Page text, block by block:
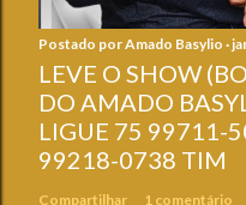
Postado porAmado Basylio
LEVE O SHOW
DO AMADO
LIGUE 75 99711-
99218-0738 TIM
Compartilhar 1 comentário